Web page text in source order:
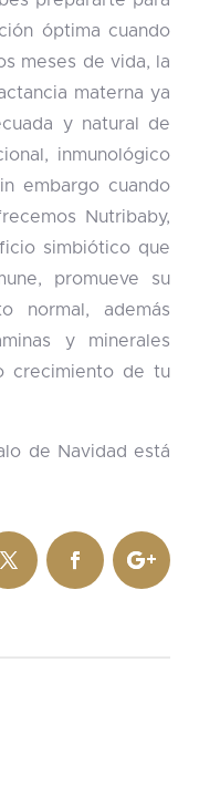
óptima cuando
meses de vida, la
materna ya
y natural de
inmunológico
embargo cuando
Nutribaby,
simbiótico que
promueve su
normal, además
y minerales
crecimiento de tu
de Navidad está